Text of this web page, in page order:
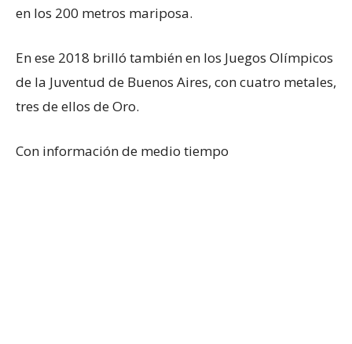
en los 200 metros mariposa.
En ese 2018 brilló también en los Juegos Olímpicos
de la Juventud de Buenos Aires, con cuatro metales,
tres de ellos de Oro.
Con información de medio tiempo